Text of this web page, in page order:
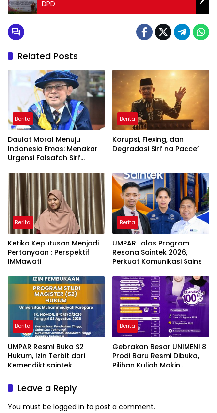
DPD
Related Posts
Berita
Daulat Moral Menuju
Indonesia Emas: Menakar
Urgensi Falsafah Siri’
Ancaman Kleptokrasi
Berita
Korupsi, Flexing, dan
Degradasi Siri’ na Pacce’
Berita
Ketika Keputusan Menjadi
Pertanyaan : Perspektif
IMMawati
Berita
UMPAR Lolos Program
Resona Saintek 2026,
Perkuat Komunikasi Sains
Berita
UMPAR Resmi Buka S2
Hukum, Izin Terbit dari
Kemendiktisaintek
Berita
Gebrakan Besar UNIMEN! 8
Prodi Baru Resmi Dibuka,
Pilihan Kuliah Makin
Leave a Reply
You must be logged in to post a comment.